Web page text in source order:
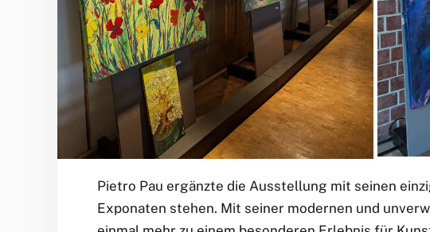
Pietro Pau ergänzte die Ausstellung mit seinen
Exponaten stehen. Mit seiner modernen und